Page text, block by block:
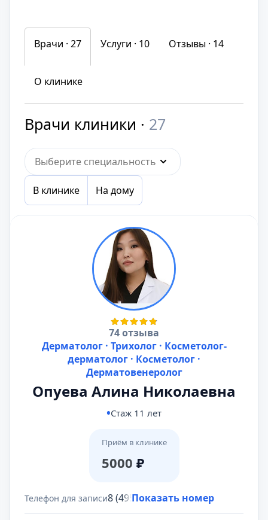
Врачи · 27 Услуги · 10 Отзывы · 14
О клинике
Врачи клиники · 27
Выберите специальность
В клинике На дому
74 отзыва
Дерматолог · Трихолог · Косметолог-
дерматолог · Косметолог ·
Дерматовенеролог
Опуева Алина Николаевна
Стаж 11 лет
Приём в клинике
5000 ₽
Телефон для записи8 (495) 431-69-47
Показать номер